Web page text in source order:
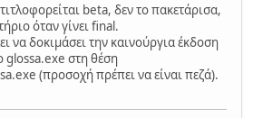
beta, δεν το πακετάρισα,
όταν γίνει final.
να δοκιμάσει την καινούργια έκδοση
glossa.exe στη θέση
(προσοχή πρέπει να είναι πεζά).